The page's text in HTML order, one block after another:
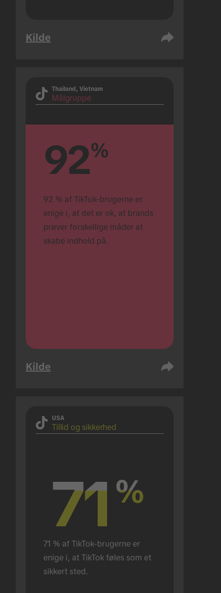
Kilde
Thailand, Vietnam
Målgruppe
92%
92 % af TikTok-brugerne er
enige i, at det er ok, at brands
prøver forskellige måder at
skabe indhold på.
Kilde
USA
Tillid og sikkerhed
71 %
71 %
71 % af TikTok-brugerne er
enige i, at TikTok føles som et
sikkert sted.